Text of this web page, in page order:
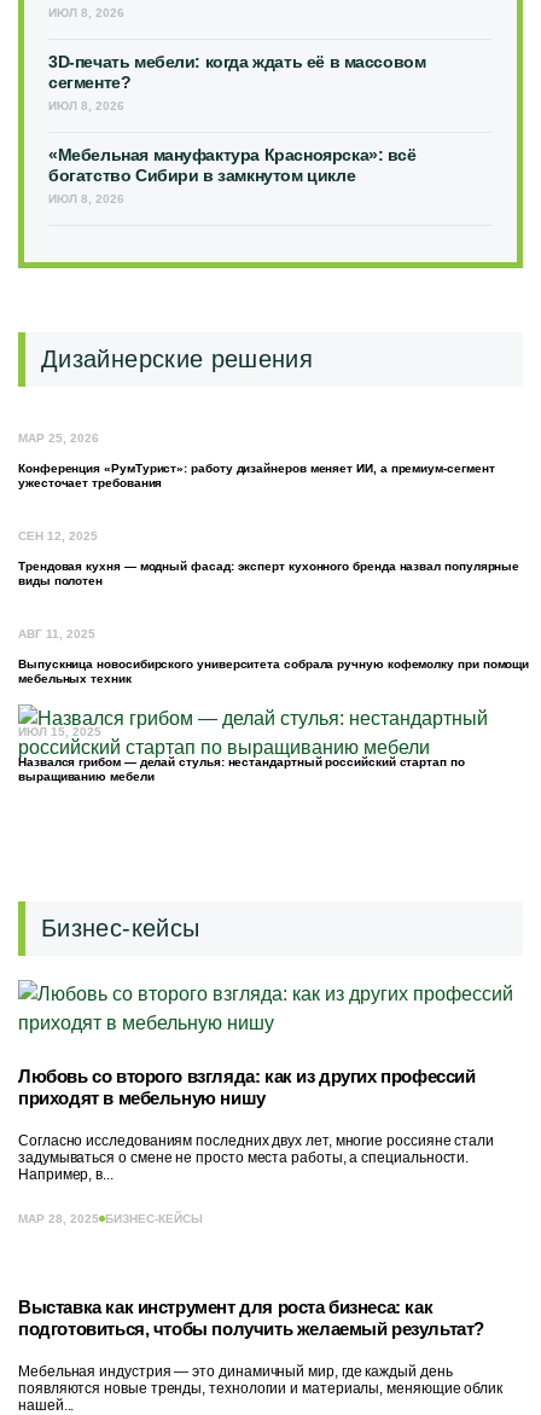
ИЮЛ 8, 2026
3D-печать мебели: когда ждать её в массовом
сегменте?
ИЮЛ 8, 2026
«Мебельная мануфактура Красноярска»: всё
богатство Сибири в замкнутом цикле
ИЮЛ 8, 2026
Дизайнерские решения
МАР 25, 2026
Конференция «РумТурист»: работу дизайнеров меняет ИИ, а премиум-сегмент
ужесточает требования
СЕН 12, 2025
Трендовая кухня — модный фасад: эксперт кухонного бренда назвал популярные
виды полотен
АВГ 11, 2025
Выпускница новосибирского университета собрала ручную кофемолку при помощи
мебельных техник
ИЮЛ 15, 2025
Назвался грибом — делай стулья: нестандартный российский стартап по
выращиванию мебели
Бизнес-кейсы
Любовь со второго взгляда: как из других профессий
приходят в мебельную нишу
Согласно исследованиям последних двух лет, многие россияне стали
задумываться о смене не просто места работы, а специальности.
Например, в...
МАР 28, 2025 БИЗНЕС-КЕЙСЫ
Выставка как инструмент для роста бизнеса: как
подготовиться, чтобы получить желаемый результат?
Мебельная индустрия — это динамичный мир, где каждый день
появляются новые тренды, технологии и материалы, меняющие облик
нашей...